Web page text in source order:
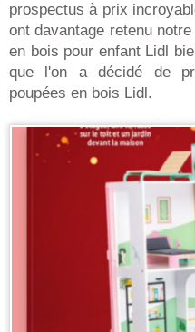
prospectus à prix
ont davantage retenu
en bois pour enfant Lidl
que l'on a décidé de
poupées en bois Lidl.